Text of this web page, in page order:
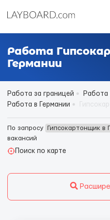
Работа
Германии
Работа за границей
Работа
Работа в Германии
По запросу Гипсокартонщик в
вакансий
Поиск по карте